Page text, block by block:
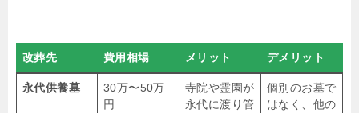
改葬先 費用相場 メリット デメリット
永代供養墓
30万〜50万
円
寺院や霊園が
永代に渡り管
個別のお墓で
はなく、他の